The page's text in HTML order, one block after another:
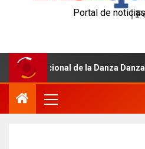
Portal de
de la Danza Danzatlán